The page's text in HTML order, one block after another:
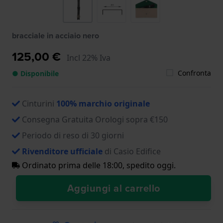
bracciale in acciaio nero
125,00 € Incl 22% Iva
● Disponibile Confronta
Cinturini 100% marchio originale
Consegna Gratuita Orologi sopra €150
Periodo di reso di 30 giorni
Rivenditore ufficiale di Casio Edifice
Ordinato prima delle 18:00, spedito oggi.
Aggiungi al carrello